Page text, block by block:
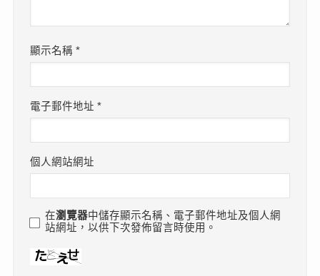
顯示名稱*
電子郵件地址*
個人網站網址
在瀏覽器中儲存顯示名稱、電子郵件地址及個人網
站網址，以供下次發佈留言時使用。